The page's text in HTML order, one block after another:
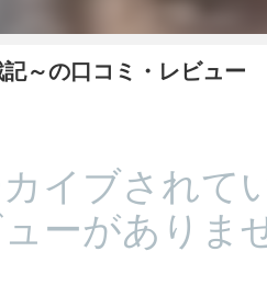
～の口コミ・レビュー
イブされて
ーがありま